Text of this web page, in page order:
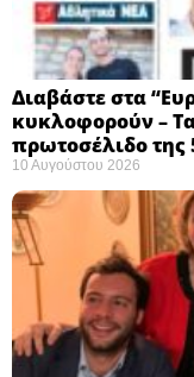
Διαβάστε στα
κυκλοφορούν –
πρωτοσέλιδο της
10 Αυγούστου 2026